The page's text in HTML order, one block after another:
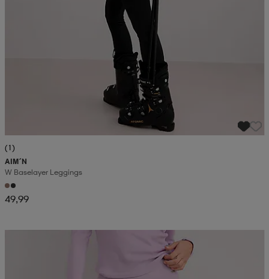
(1)
AIM´N
W Baselayer Leggings
49,99